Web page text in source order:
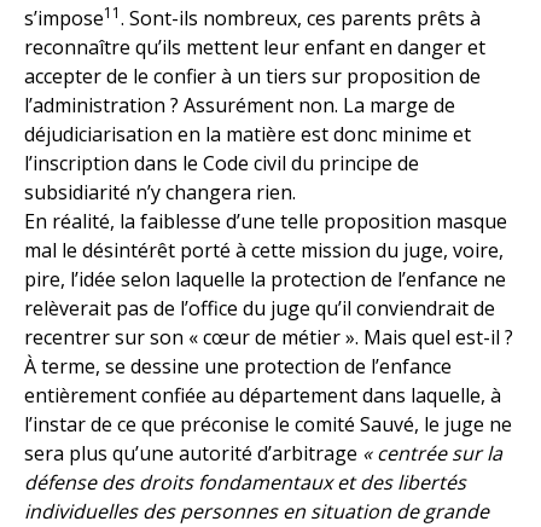
s’impose11. Sont-ils nombreux, ces parents prêts à
reconnaître qu’ils mettent leur enfant en danger et
accepter de le confier à un tiers sur proposition de
l’administration ? Assurément non. La marge de
déjudiciarisation en la matière est donc minime et
l’inscription dans le Code civil du principe de
subsidiarité n’y changera rien.
En réalité, la faiblesse d’une telle proposition masque
mal le désintérêt porté à cette mission du juge, voire,
pire, l’idée selon laquelle la protection de l’enfance ne
relèverait pas de l’office du juge qu’il conviendrait de
recentrer sur son « cœur de métier ». Mais quel est-il ?
À terme, se dessine une protection de l’enfance
entièrement confiée au département dans laquelle, à
l’instar de ce que préconise le comité Sauvé, le juge ne
sera plus qu’une autorité d’arbitrage « centrée sur la
défense des droits fondamentaux et des libertés
individuelles des personnes en situation de grande